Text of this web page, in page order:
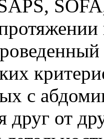
с
от